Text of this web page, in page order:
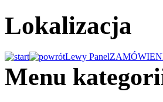
Lokalizacja
Lewy Panel
Menu